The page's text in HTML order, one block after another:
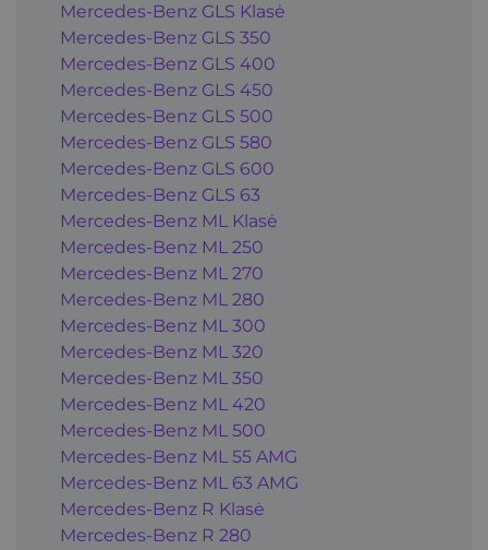
Mercedes-Benz GLS Klasė
Mercedes-Benz GLS 350
Mercedes-Benz GLS 400
Mercedes-Benz GLS 450
Mercedes-Benz GLS 500
Mercedes-Benz GLS 580
Mercedes-Benz GLS 600
Mercedes-Benz GLS 63
Mercedes-Benz ML Klasė
Mercedes-Benz ML 250
Mercedes-Benz ML 270
Mercedes-Benz ML 280
Mercedes-Benz ML 300
Mercedes-Benz ML 320
Mercedes-Benz ML 350
Mercedes-Benz ML 420
Mercedes-Benz ML 500
Mercedes-Benz ML 55 AMG
Mercedes-Benz ML 63 AMG
Mercedes-Benz R Klasė
Mercedes-Benz R 280